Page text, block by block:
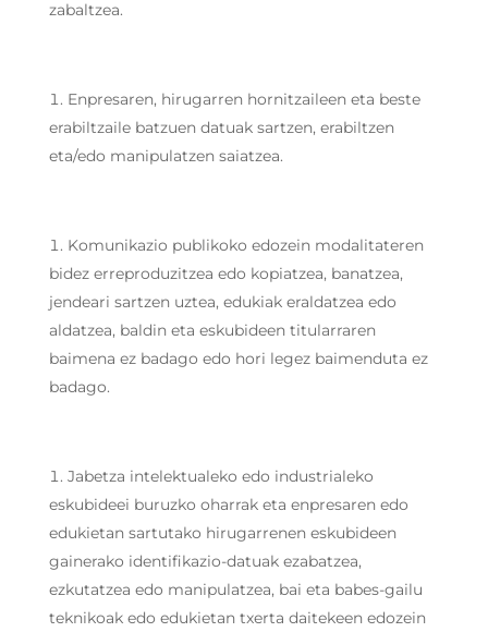
zabaltzea.
Enpresaren, hirugarren hornitzaileen eta beste
erabiltzaile batzuen datuak sartzen, erabiltzen
eta/edo manipulatzen saiatzea.
Komunikazio publikoko edozein modalitateren
bidez erreproduzitzea edo kopiatzea, banatzea,
jendeari sartzen uztea, edukiak eraldatzea edo
aldatzea, baldin eta eskubideen titularraren
baimena ez badago edo hori legez baimenduta ez
badago.
Jabetza intelektualeko edo industrialeko
eskubideei buruzko oharrak eta enpresaren edo
edukietan sartutako hirugarrenen eskubideen
gainerako identifikazio-datuak ezabatzea,
ezkutatzea edo manipulatzea, bai eta babes-gailu
teknikoak edo edukietan txerta daitekeen edozein